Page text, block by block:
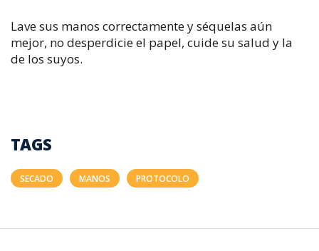
Lave sus manos correctamente y séquelas aún
mejor, no desperdicie el papel, cuide su salud y la
de los suyos.
TAGS
SECADO MANOS PROTOCOLO